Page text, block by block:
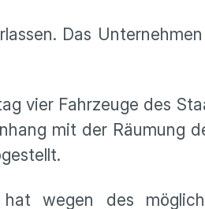
Das
vier Fahrzeuge des
mit der Räumung
hat wegen des